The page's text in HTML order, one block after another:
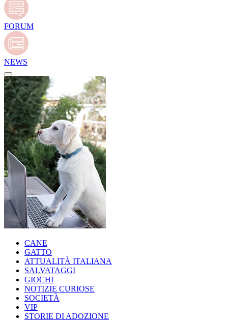
FORUM
NEWS
CANE
GATTO
ATTUALITÀ ITALIANA
SALVATAGGI
GIOCHI
NOTIZIE CURIOSE
SOCIETÀ
VIP
STORIE DI ADOZIONE